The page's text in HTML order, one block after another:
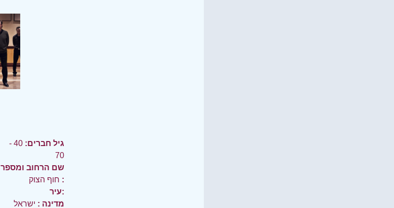
גיל חברים:
40 -
70
שם הרחוב ומספר
: חוף הצוק
עיר:
מדינה : ישראל